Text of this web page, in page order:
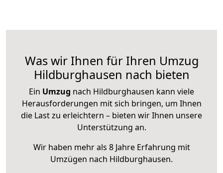
Was wir Ihnen für Ihren Umzug
Hildburghausen nach bieten
Ein Umzug nach Hildburghausen kann viele
Herausforderungen mit sich bringen, um Ihnen
die Last zu erleichtern – bieten wir Ihnen unsere
Unterstützung an.
Wir haben mehr als 8 Jahre Erfahrung mit
Umzügen nach Hildburghausen.